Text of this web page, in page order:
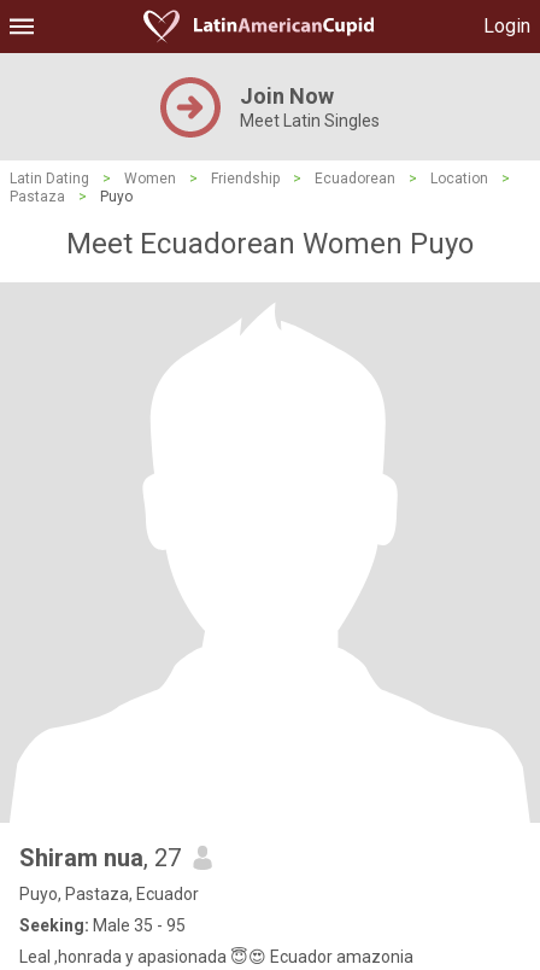
Login
Join Now
Meet Latin Singles
Latin Dating > Women > Friendship > Ecuadorean > Location
>
Pastaza
> Puyo
Meet Ecuadorean Women Puyo
Shiram nua, 27
Puyo, Pastaza, Ecuador
Seeking: Male 35 - 95
Leal ,honrada y apasionada 😇😍 Ecuador amazonia